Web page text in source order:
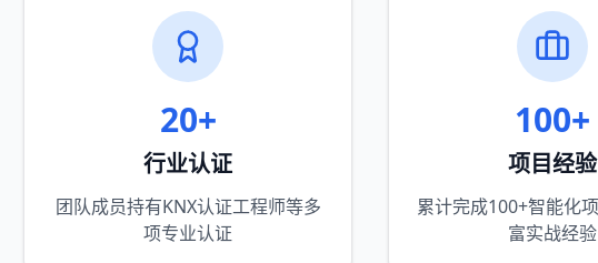
20+
行业认证
团队成员持有KNX认证工程师等多
项专业认证
100+
项目经验
累计完成100+智能化
富实战经验